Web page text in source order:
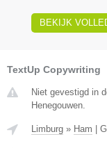
BEKIJK
TextUp Copywriting
Niet gevestigd in
Henegouwen.
Limburg » Ham